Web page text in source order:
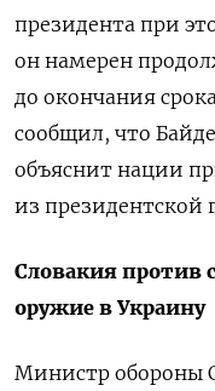
президента при
он намерен
до окончания
сообщил, что
объяснит нации
из президентской
Словакия против
оружие в Украину
Министр обороны